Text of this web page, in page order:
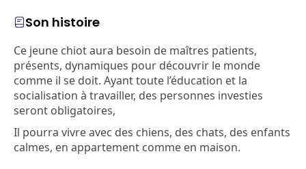
Son histoire
Ce jeune chiot aura besoin de maîtres patients,
présents, dynamiques pour découvrir le monde
comme il se doit. Ayant toute l’éducation et la
socialisation à travailler, des personnes investies
seront obligatoires,
Il pourra vivre avec des chiens, des chats, des enfants
calmes, en appartement comme en maison.